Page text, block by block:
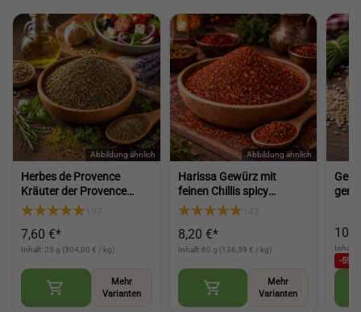
Herbes de Provence
Kräuter der Provence
Gewürz für Salat
mediterrane Würze für
Küche und Gerichte
(Herbs of Provence)
7,60 €*
Inhalt: 25 g (304,00 € / kg)
Mehr
Varianten
Harissa Gewürz mit
feinen Chillis spicy
Gewürz scharfes Gewürz
für Paste Nachwürzen
und Kochen (Harissa
Spice)
8,20 €*
Inhalt: 60 g (136,59 € / kg)
Mehr
Varianten
Inhalt:
-